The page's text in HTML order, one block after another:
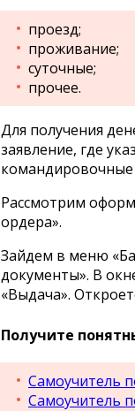
проезд;
проживание;
суточные;
прочее.
Для получения
заявление, где
командировочные
Рассмотрим
ордера».
Зайдем в меню
документы». В
«Выдача».
Получите
Самоучитель
Самоучитель